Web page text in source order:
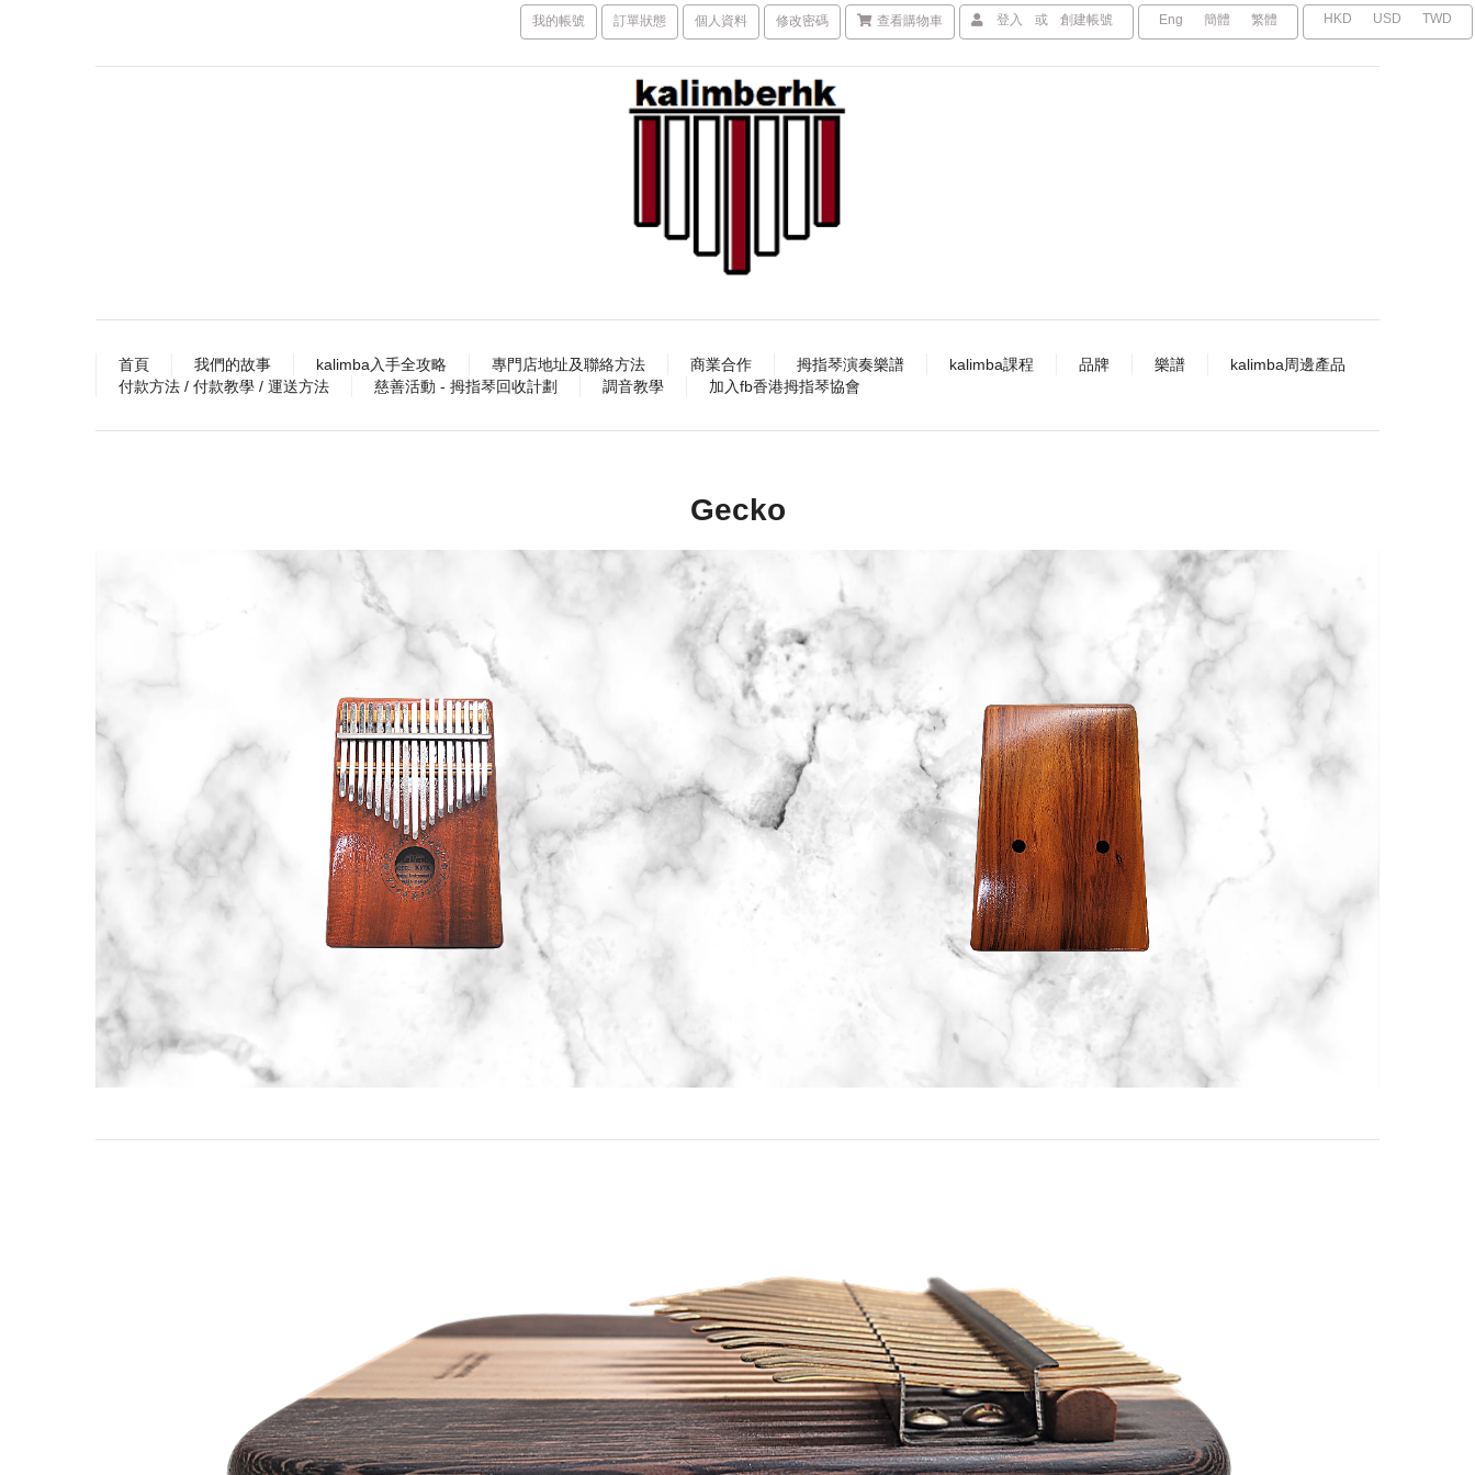
我的帳號 訂單狀態 個人資料 修改密碼 查看購物車 登入 或 創建帳號 Eng 簡體 繁體 HKD USD TWD
首頁 我們的故事 kalimba入手全攻略 專門店地址及聯絡方法 商業合作 拇指琴演奏樂譜 kalimba課程 品牌 樂譜
kalimba周邊產品
付款方法 / 付款教學 / 運送方法
慈善活動 - 拇指琴回收計劃 調音教學 加入fb香港拇指琴協會
Gecko